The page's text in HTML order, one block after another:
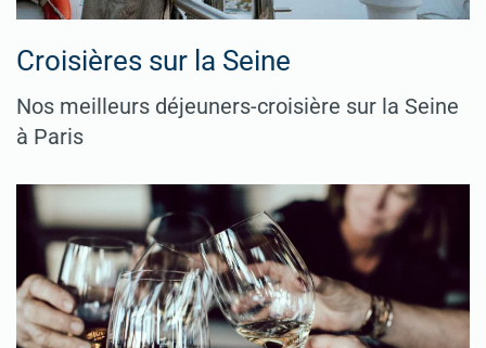
Croisières sur la Seine
Nos meilleurs déjeuners-croisière sur la Seine
à Paris